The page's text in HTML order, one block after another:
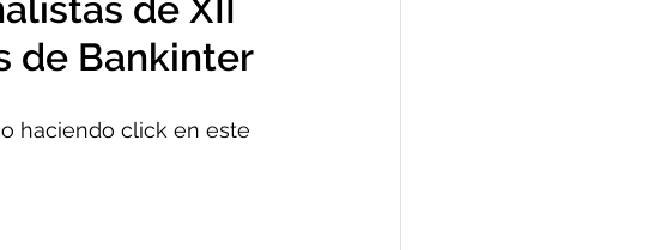
de XII
de Bankinter
haciendo click en este